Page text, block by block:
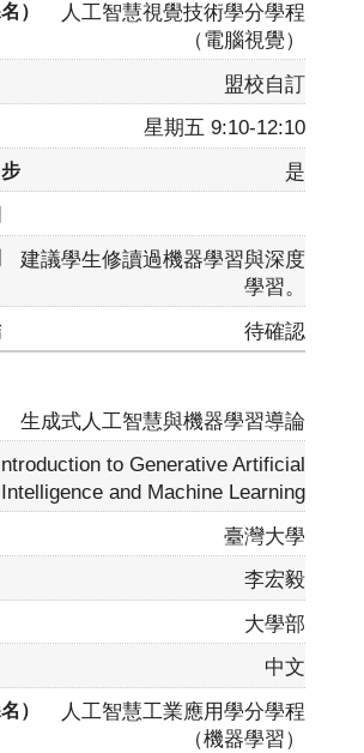
人工智慧視覺技術學分學程
（電腦視覺）
盟校自訂
星期五 9:10-12:10
是
建議學生修讀過機器學習與深度
學習。
待確認
生成式人工智慧與機器學習導論
Introduction to Generative Artificial
Intelligence and Machine Learning
臺灣大學
李宏毅
大學部
中文
人工智慧工業應用學分學程
（機器學習）